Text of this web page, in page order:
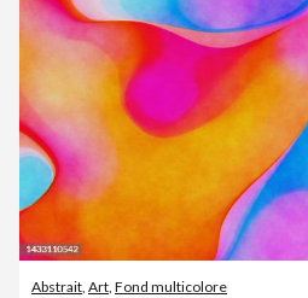
Abstrait Art Fond multicolore